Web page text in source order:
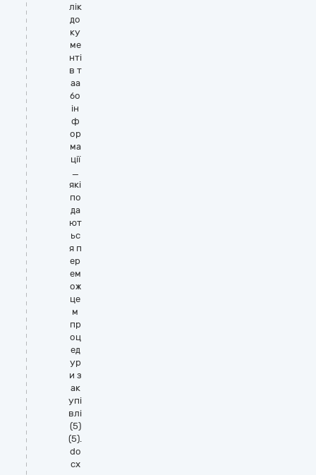
лік
до
ку
ме
нті
в т
аа
бо
ін
ф
ор
ма
ції
_
які
по
да
ют
ьс
я п
ер
ем
ож
це
м
пр
оц
ед
ур
и з
ак
упі
влі
(5)
(5).
do
cx